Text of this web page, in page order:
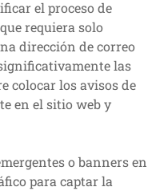
el proceso de
requiera solo
dirección de correo
las
colocar los avisos de
en el sitio web y
o banners en
para captar la